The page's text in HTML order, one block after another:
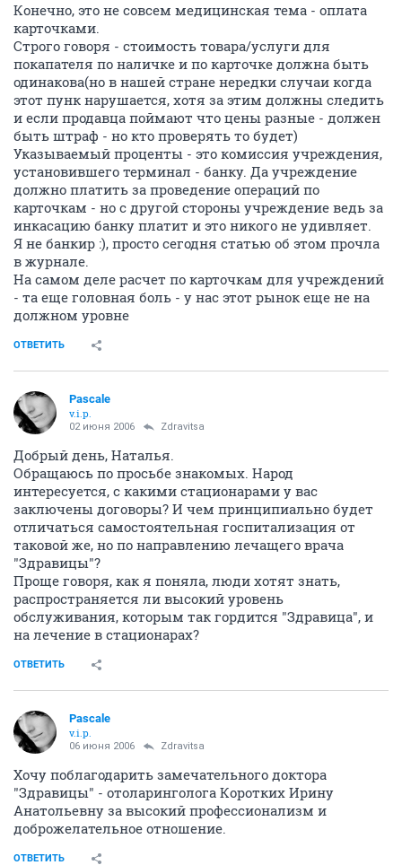
Конечно, это не совсем медицинская тема - оплата
карточками.
Строго говоря - стоимость товара/услуги для
покапателя по наличке и по карточке должна быть
одинакова(но в нашей стране нередки случаи когда
этот пунк нарушается, хотя за этим должны следить
и если продавца поймают что цены разные - должен
быть штраф - но кто проверять то будет)
Указываемый проценты - это комиссия учреждения,
установившего терминал - банку. Да учреждение
должно платить за проведение операций по
карточкам - но с другой стороны учреждение ведь за
инкасацию банку платит и это никого не удивляет.
Я не банкир :), просто сегодня статью об этом прочла
в журнале.
На самом деле расчет по карточкам для учреждений
- та еще головная боль - у нас этот рынок еще не на
должном уровне
ОТВЕТИТЬ
Pascale
v.i.p.
02 июня 2006 Zdravitsa
Добрый день, Наталья.
Обращаюсь по просьбе знакомых. Народ
интересуется, с какими стационарами у вас
заключены договоры? И чем принципиально будет
отличаться самостоятельная госпитализация от
таковой же, но по направлению лечащего врача
"Здравицы"?
Проще говоря, как я поняла, люди хотят знать,
распространяется ли высокий уровень
обслуживания, которым так гордится "Здравица", и
на лечение в стационарах?
ОТВЕТИТЬ
Pascale
v.i.p.
06 июня 2006 Zdravitsa
Хочу поблагодарить замечательного доктора
"Здравицы" - отоларинголога Коротких Ирину
Анатольевну за высокий профессионализм и
доброжелательное отношение.
ОТВЕТИТЬ